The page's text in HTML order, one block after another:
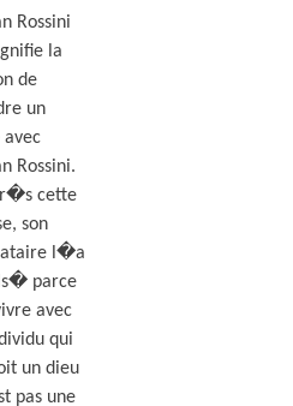
Rossini
la
de
un
avec
Rossini.
cette
son
l�a
parce
avec
qui
un dieu
pas une